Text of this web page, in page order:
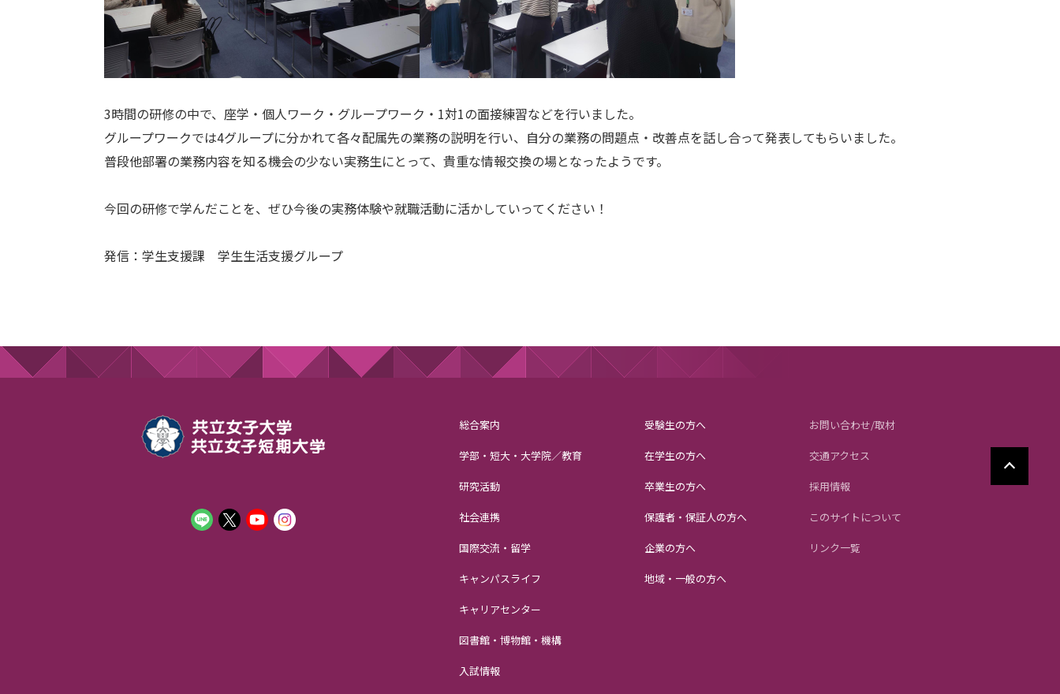
3時間の研修の中で、座学・個人ワーク・グループワーク・1対1の面接練習などを行いました。
グループワークでは4グループに分かれて各々配属先の業務の説明を行い、自分の業務の問題点・改善点を話し合って発表してもらいました。
普段他部署の業務内容を知る機会の少ない実務生にとって、貴重な情報交換の場となったようです。
今回の研修で学んだことを、ぜひ今後の実務体験や就職活動に活かしていってください！
発信：学生支援課 学生生活支援グループ
総合案内
学部・短大・大学院／教育
研究活動
社会連携
国際交流・留学
キャンパスライフ
キャリアセンター
図書館・博物館・機構
入試情報
受験生の方へ
在学生の方へ
卒業生の方へ
保護者・保証人の方へ
企業の方へ
地域・一般の方へ
お問い合わせ/取材
交通アクセス
採用情報
このサイトについて
リンク一覧